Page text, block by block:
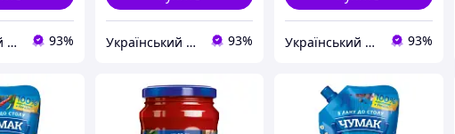
Український Кошик 93% Український Кошик 93% Український Кошик 93%